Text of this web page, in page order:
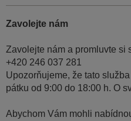
Zavolejte nám
Zavolejte nám a promluvte si
+420 246 037 281
Upozorňujeme, že tato
pátku od 9:00 do 18:00 h. O
Abychom Vám mohli